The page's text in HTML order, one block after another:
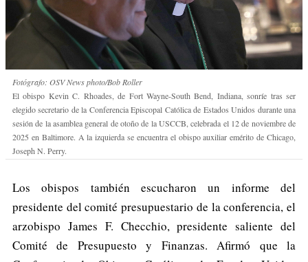
Fotógrafo: OSV News photo/Bob Roller
El obispo Kevin C. Rhoades, de Fort Wayne-South Bend, Indiana, sonríe tras ser
elegido secretario de la Conferencia Episcopal Católica de Estados Unidos durante una
sesión de la asamblea general de otoño de la USCCB, celebrada el 12 de noviembre de
2025 en Baltimore. A la izquierda se encuentra el obispo auxiliar emérito de Chicago,
Joseph N. Perry.
Los obispos también escucharon un informe del
presidente del comité presupuestario de la conferencia, el
arzobispo James F. Checchio, presidente saliente del
Comité de Presupuesto y Finanzas. Afirmó que la